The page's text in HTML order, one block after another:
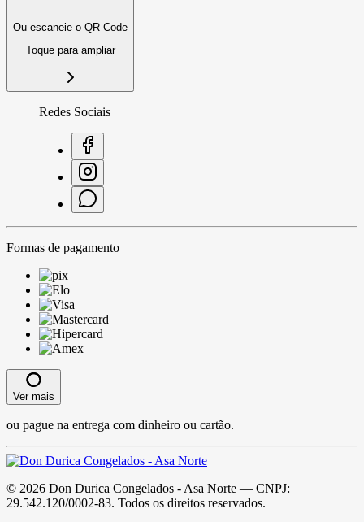
Ou escaneie o QR Code
Toque para ampliar
Redes Sociais
Formas de pagamento
Ver mais
ou pague na entrega com dinheiro ou cartão.
© 2026 Don Durica Congelados - Asa Norte — CNPJ:
29.542.120/0002-83. Todos os direitos reservados.